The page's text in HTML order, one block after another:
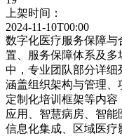
上架时间：
2024-11-10T00:00
数字化医疗服务保障
置、服务保障体系及
中，专业团队部分详
涵盖组织架构与管理、
定制化培训框架等内
应用、智慧病房、智
信息化集成、区域医